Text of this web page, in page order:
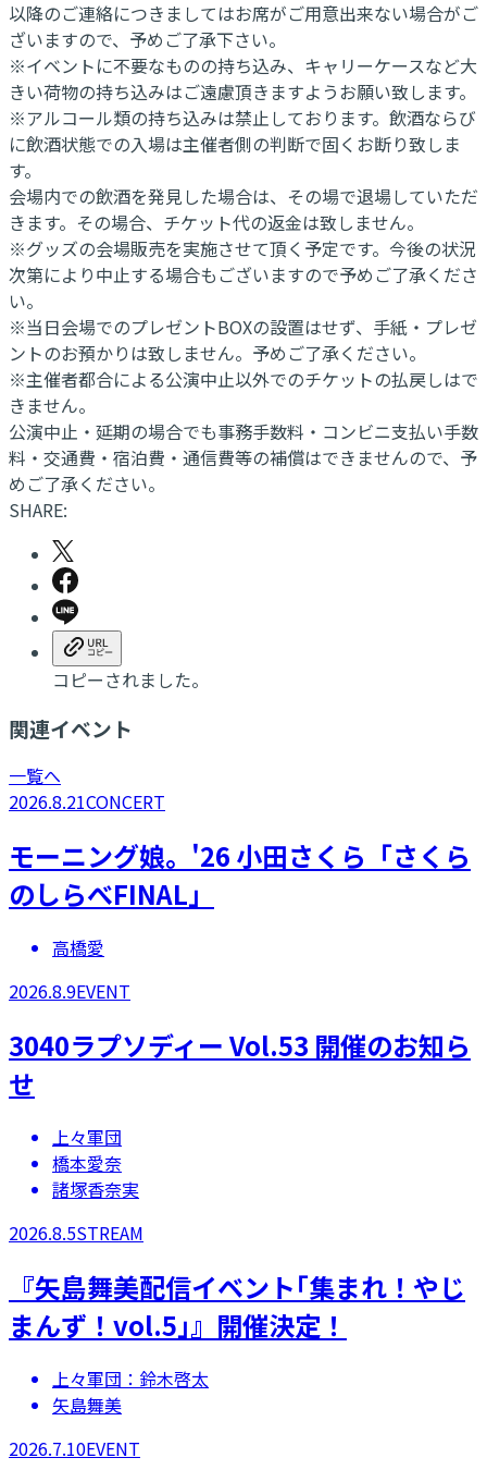
以降のご連絡につきましてはお席がご用意出来ない場合がご
ざいますので、予めご了承下さい。
※イベントに不要なものの持ち込み、キャリーケースなど大
きい荷物の持ち込みはご遠慮頂きますようお願い致します。
※アルコール類の持ち込みは禁止しております。飲酒ならび
に飲酒状態での入場は主催者側の判断で固くお断り致しま
す。
会場内での飲酒を発見した場合は、その場で退場していただ
きます。その場合、チケット代の返金は致しません。
※グッズの会場販売を実施させて頂く予定です。今後の状況
次第により中止する場合もございますので予めご了承くださ
い。
※当日会場でのプレゼントBOXの設置はせず、手紙・プレゼ
ントのお預かりは致しません。予めご了承ください。
※主催者都合による公演中止以外でのチケットの払戻しはで
きません。
公演中止・延期の場合でも事務手数料・コンビニ支払い手数
料・交通費・宿泊費・通信費等の補償はできませんので、予
めご了承ください。
SHARE:
コピーされました。
関連イベント
一覧へ
2026.8.21CONCERT
モーニング娘。'26 小田さくら「さくら
のしらべFINAL」
高橋愛
2026.8.9EVENT
3040ラプソディー Vol.53 開催のお知ら
せ
上々軍団
橋本愛奈
諸塚香奈実
2026.8.5STREAM
『矢島舞美配信イベント｢集まれ！やじ
まんず！vol.5｣』開催決定！
上々軍団：鈴木啓太
矢島舞美
2026.7.10EVENT